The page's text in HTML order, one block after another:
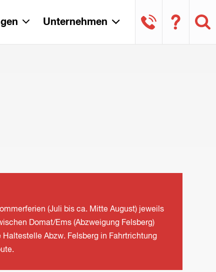
Unternehmen
(Juli bis ca. Mitte August) jeweils
Domat/Ems (Abzweigung Felsberg)
Abzw. Felsberg in Fahrtrichtung